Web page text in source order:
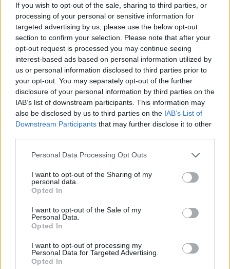
If you wish to opt-out of the sale, sharing to third parties, or
processing of your personal or sensitive information for
targeted advertising by us, please use the below opt-out
section to confirm your selection. Please note that after your
opt-out request is processed you may continue seeing
interest-based ads based on personal information utilized by
us or personal information disclosed to third parties prior to
your opt-out. You may separately opt-out of the further
disclosure of your personal information by third parties on the
IAB’s list of downstream participants. This information may
also be disclosed by us to third parties on the IAB’s List of
Downstream Participants that may further disclose it to other
Personal Data Processing Opt Outs
I want to opt-out of the Sharing of my
personal data.
Opted In
I want to opt-out of the Sale of my
Personal Data.
Opted In
I want to opt-out of processing my
Personal Data for Targeted Advertising.
Opted In
2004. augusztus 31. 14:14
Egyelőre nem rajzolódik ki egyértelmű irány az
Egyesült Államok részvénypiacain, hiszen a
fontosabb barométerek határidős értékei csak
igen minimális, 1 ponton belül elmozdulást
mutatnak.
Érdekes lesz az Intel mai napja, a cég csütörtökön teszi
közzé szokásos negyedévközi tájékoztatóját, melyet az
előrejelzését, és mérséklete a papírok célárát is. Az Apple
bejelentette, hogy szeptember közepén kezdi el árulni az
iMac új verzióját.
KEDVES OLVASÓNK!
tartozik, melynek olvasása előfizetéses
regisztrációhoz kötött.